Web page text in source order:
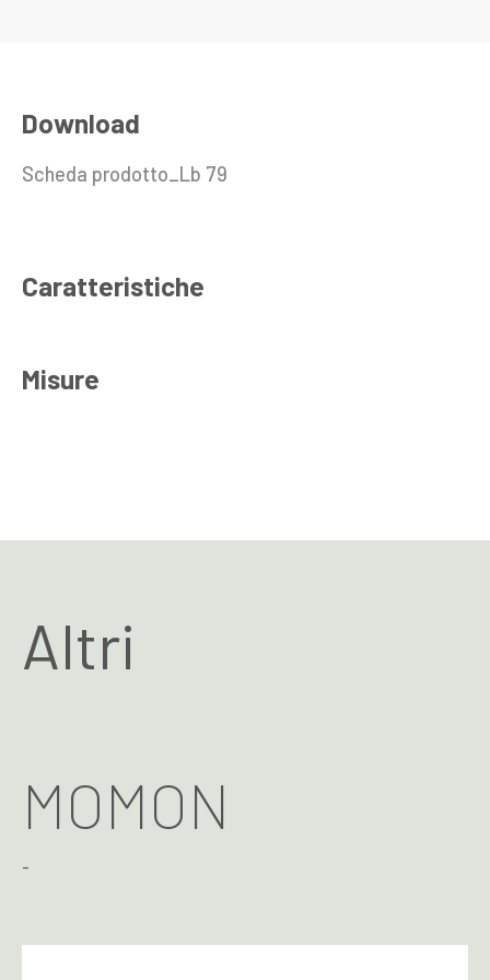
Download
Scheda prodotto_Lb 79
Caratteristiche
Misure
Altri
MOMON
-